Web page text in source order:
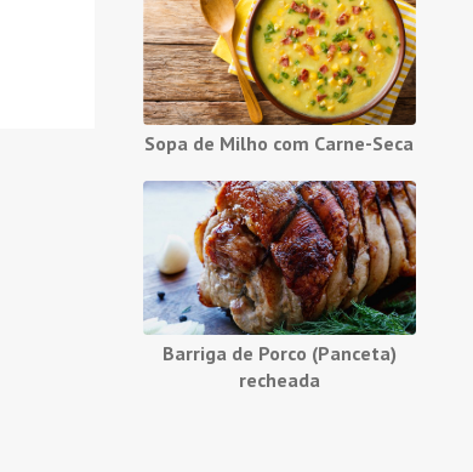
Sopa de Milho com Carne-Seca
Barriga de Porco (Panceta)
recheada